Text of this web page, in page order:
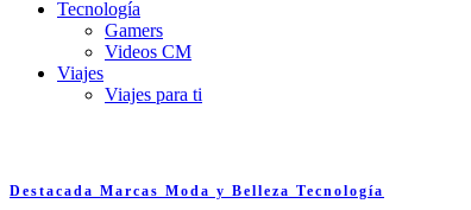
Tecnología
Gamers
Videos CM
Viajes
Viajes para ti
Destacada Marcas Moda y Belleza Tecnología